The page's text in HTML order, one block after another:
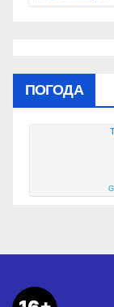
ПОГОДА